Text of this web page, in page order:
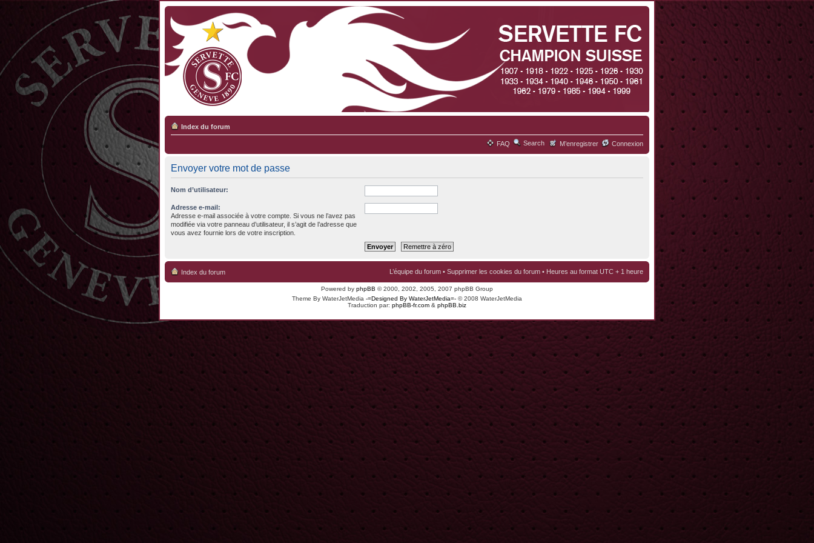
Index du forum
FAQ Search M’enregistrer Connexion
Envoyer votre mot de passe
Nom d’utilisateur:
Adresse e-mail:
Adresse e-mail associée à votre compte. Si vous ne l’avez pas
modifiée via votre panneau d’utilisateur, il s’agit de l’adresse que
vous avez fournie lors de votre inscription.
Index du forum L’équipe du forum • Supprimer les cookies du forum • Heures au format UTC + 1 heure
Powered by phpBB © 2000, 2002, 2005, 2007 phpBB Group
Theme By WaterJetMedia -=Designed By WaterJetMedia=- © 2008 WaterJetMedia
Traduction par: phpBB-fr.com & phpBB.biz